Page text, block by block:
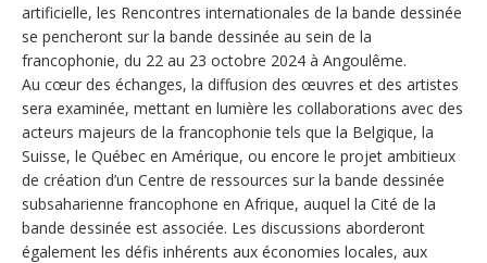
artificielle, les Rencontres internationales de la bande dessinée
se pencheront sur la bande dessinée au sein de la
francophonie, du 22 au 23 octobre 2024 à Angoulême.
Au cœur des échanges, la diffusion des œuvres et des artistes
sera examinée, mettant en lumière les collaborations avec des
acteurs majeurs de la francophonie tels que la Belgique, la
Suisse, le Québec en Amérique, ou encore le projet ambitieux
de création d’un Centre de ressources sur la bande dessinée
subsaharienne francophone en Afrique, auquel la Cité de la
bande dessinée est associée. Les discussions aborderont
également les défis inhérents aux économies locales, aux